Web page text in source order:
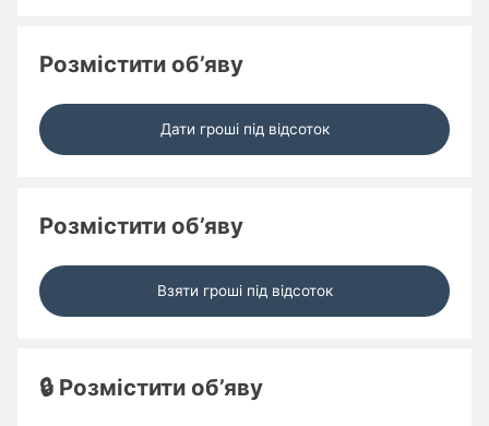
Розмістити об’яву
Дати гроші під відсоток
Розмістити об’яву
Взяти гроші під відсоток
🔒 Розмістити об’яву